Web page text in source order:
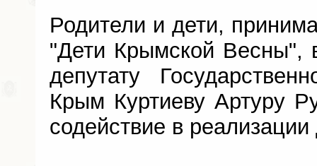
Советники Председателя ГС РК
Управление делами ГС РК
Поиск депутата по округу
Схема
Статистика
Родители и дети,
"Дети Крымской Весны",
депутату
Крым Куртиеву Артуру
содействие в